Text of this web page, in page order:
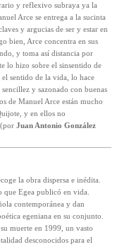
y reflexivo subraya ya la
Arce se entrega a la sucinta
y argucias de ser y estar en
bien, Arce concentra en sus
y toma así distancia por
lo hizo sobre el sinsentido de
sentido de la vida, lo hace
y sazonado con buenas
de Manuel Arce están mucho
y en ellos no
Juan Antonio González
la obra dispersa e inédita.
Egea publicó en vida.
contemporánea y dan
egeniana en su conjunto.
muerte en 1999, un vasto
desconocidos para el